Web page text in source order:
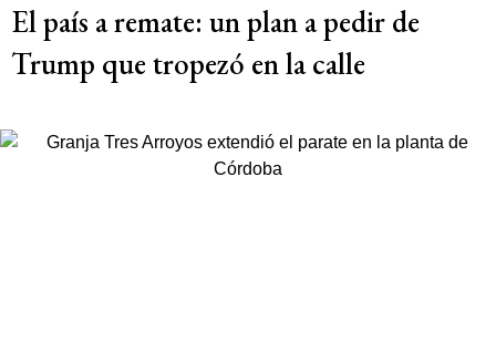
El país a remate: un plan a pedir de
Trump que tropezó en la calle